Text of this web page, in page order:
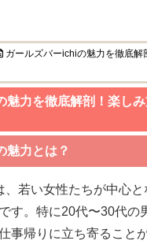
ガールズバーichiの魅力を徹底解
魅力を徹底解剖！楽し
魅力とは？
、若い女性たちが中心と
す。特に20代〜30代の
事帰りに立ち寄ること